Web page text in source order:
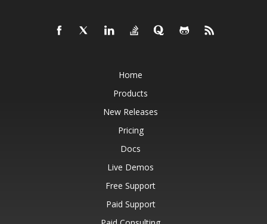
Home
Products
New Releases
Pricing
Docs
Live Demos
Free Support
Paid Support